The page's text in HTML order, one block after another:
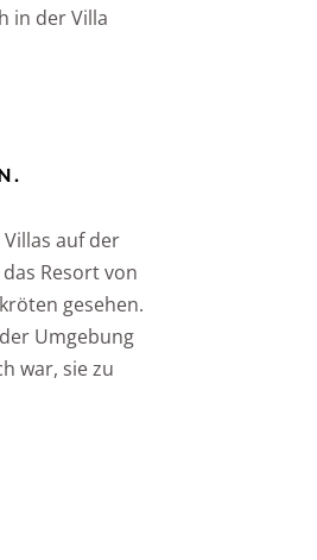
in der Villa
.
auf der
Resort von
gesehen.
Umgebung
war, sie zu